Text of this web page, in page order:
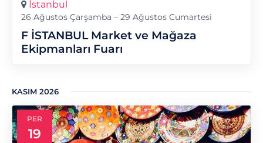
26 Ağustos Çarşamba – 29 Ağustos Cumartesi
F İSTANBUL Market ve Mağaza
Ekipmanları Fuarı
İstanbul
KASIM 2026
PER
19